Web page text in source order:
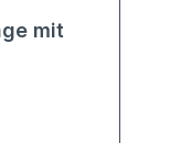
mit